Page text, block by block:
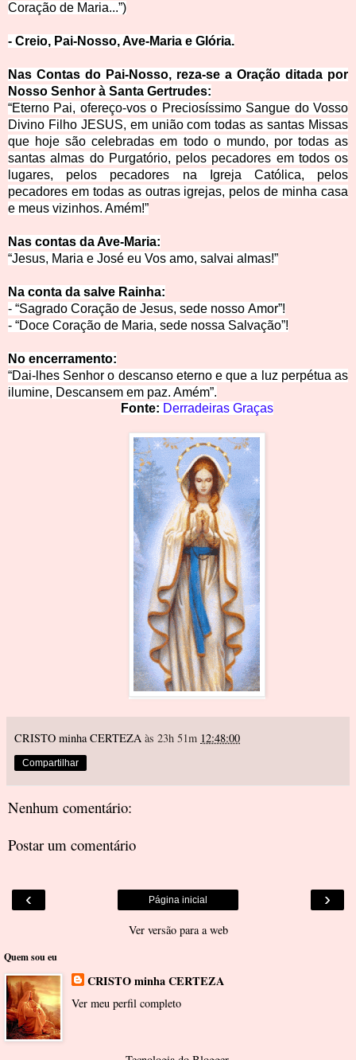
Coração de Maria...”)
- Creio, Pai-Nosso, Ave-Maria e Glória.
Nas Contas do Pai-Nosso, reza-se a Oração ditada por
Nosso Senhor à Santa Gertrudes:
“Eterno Pai, ofereço-vos o Preciosíssimo Sangue do Vosso
Divino Filho JESUS, em união com todas as santas Missas
que hoje são celebradas em todo o mundo, por todas as
santas almas do Purgatório, pelos pecadores em todos os
lugares, pelos pecadores na Igreja Católica, pelos
pecadores em todas as outras igrejas, pelos de minha casa
e meus vizinhos. Amém!”
Nas contas da Ave-Maria:
“Jesus, Maria e José eu Vos amo, salvai almas!”
Na conta da salve Rainha:
- “Sagrado Coração de Jesus, sede nosso Amor”!
- “Doce Coração de Maria, sede nossa Salvação”!
No encerramento:
“Dai-lhes Senhor o descanso eterno e que a luz perpétua as
ilumine, Descansem em paz. Amém”.
Fonte: Derradeiras Graças
CRISTO minha CERTEZA às 23h 51m 12:48:00
Compartilhar
Nenhum comentário:
Postar um comentário
‹ ›
Página inicial
Ver versão para a web
Quem sou eu
CRISTO minha CERTEZA
Ver meu perfil completo